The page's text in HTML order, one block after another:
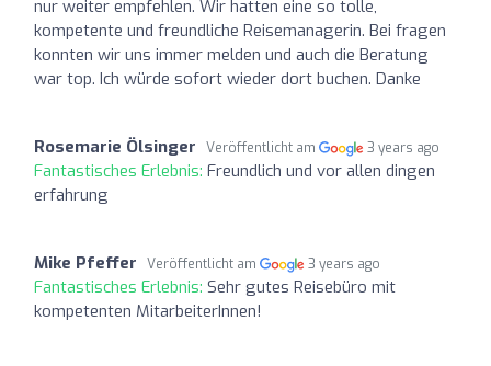
nur weiter empfehlen. Wir hatten eine so tolle,
kompetente und freundliche Reisemanagerin. Bei fragen
konnten wir uns immer melden und auch die Beratung
war top. Ich würde sofort wieder dort buchen. Danke
Rosemarie Ölsinger Veröffentlicht am 3 years ago
Fantastisches Erlebnis: Freundlich und vor allen dingen
erfahrung
Mike Pfeffer Veröffentlicht am 3 years ago
Fantastisches Erlebnis: Sehr gutes Reisebüro mit
kompetenten MitarbeiterInnen!